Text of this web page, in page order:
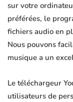
sur votre
préférées, le
fichiers audio en
Nous pouvons
musique a un
Le téléchargeur
utilisateurs de